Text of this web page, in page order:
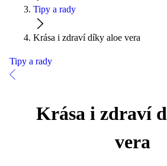
Tipy a rady
Krása i zdraví díky aloe vera
Tipy a rady
Krása i zdraví
vera